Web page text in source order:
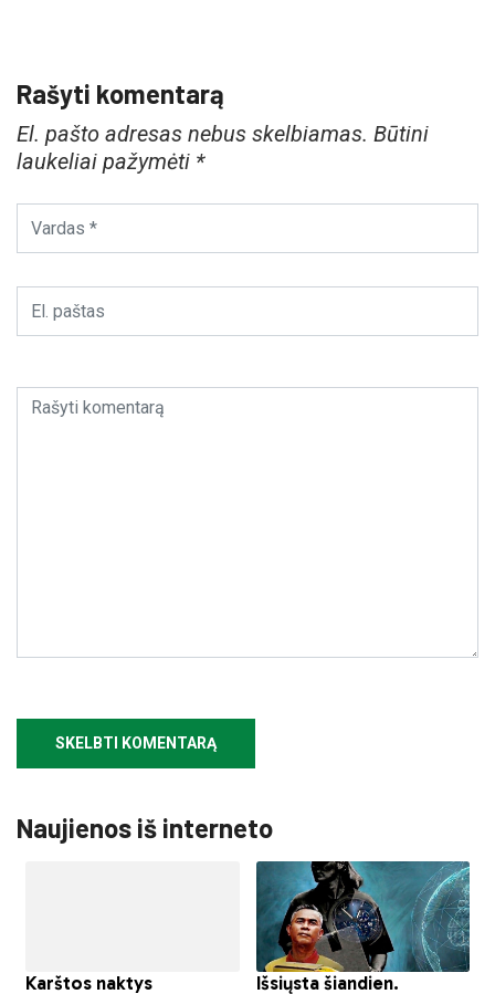
Rašyti komentarą
El. pašto adresas nebus skelbiamas. Būtini
laukeliai pažymėti *
Naujienos iš interneto